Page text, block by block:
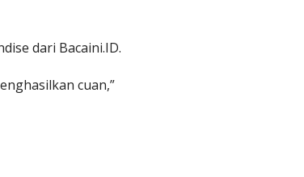
dari Bacaini.ID.
cuan,”